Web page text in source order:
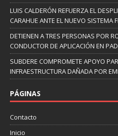
LUIS CALDERÓN REFUERZA EL
CARAHUE ANTE EL NUEVO SISTEMA
DETIENEN A TRES PERSONAS POR
CONDUCTOR DE APLICACIÓN EN
SUBDERE COMPROMETE APOYO
INFRAESTRUCTURA DAÑADA POR
PÁGINAS
Contacto
Inicio